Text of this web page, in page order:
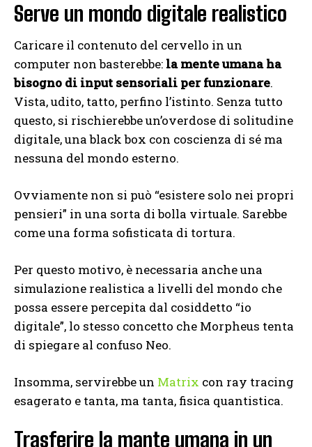
Serve un mondo digitale realistico
Caricare il contenuto del cervello in un
computer non basterebbe: la mente umana ha
bisogno di input sensoriali per funzionare.
Vista, udito, tatto, perfino l’istinto. Senza tutto
questo, si rischierebbe un’overdose di solitudine
digitale, una black box con coscienza di sé ma
nessuna del mondo esterno.
Ovviamente non si può “esistere solo nei propri
pensieri” in una sorta di bolla virtuale. Sarebbe
come una forma sofisticata di tortura.
Per questo motivo, è necessaria anche una
simulazione realistica a livelli del mondo che
possa essere percepita dal cosiddetto “io
digitale”, lo stesso concetto che Morpheus tenta
di spiegare al confuso Neo.
Insomma, servirebbe un Matrix con ray tracing
esagerato e tanta, ma tanta, fisica quantistica.
Trasferire la mante umana in un